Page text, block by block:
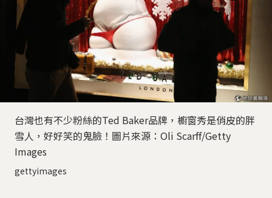
台灣也有不少粉絲的Ted Baker品牌，櫥窗秀是俏皮的胖
雪人，好好笑的鬼臉！圖片來源：Oli Scarff/Getty
Images
gettyimages